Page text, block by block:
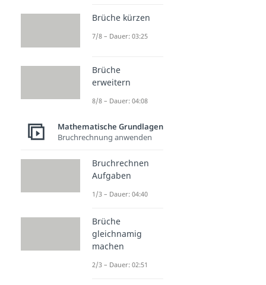
Brüche kürzen
7/8 – Dauer: 03:25
Brüche
erweitern
8/8 – Dauer: 04:08
Mathematische Grundlagen
Bruchrechnung anwenden
Bruchrechnen
Aufgaben
1/3 – Dauer: 04:40
Brüche
gleichnamig
machen
2/3 – Dauer: 02:51